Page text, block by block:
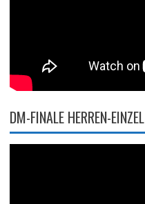
DM-FINALE HERREN-EINZEL